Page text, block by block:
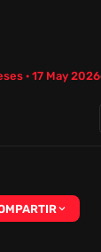
· 17 May 2026